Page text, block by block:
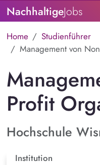
NachhaltigeJobs
Home
Studienführer
Management von
Profit
Hochschule
Institution